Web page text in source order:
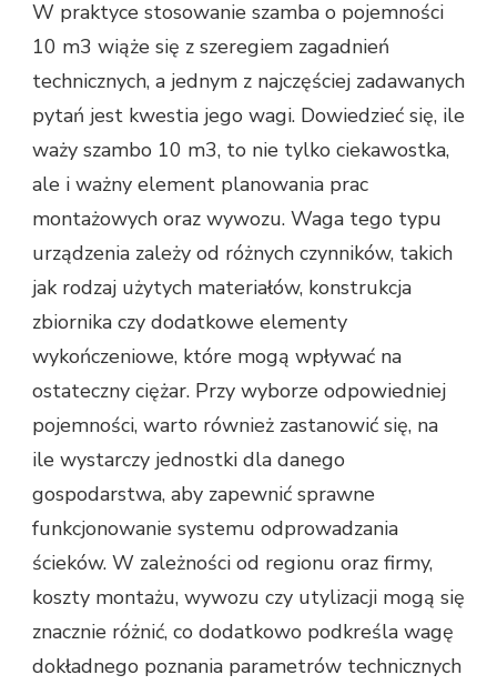
W praktyce stosowanie szamba o pojemności
10 m3 wiąże się z szeregiem zagadnień
technicznych, a jednym z najczęściej zadawanych
pytań jest kwestia jego wagi. Dowiedzieć się, ile
waży szambo 10 m3, to nie tylko ciekawostka,
ale i ważny element planowania prac
montażowych oraz wywozu. Waga tego typu
urządzenia zależy od różnych czynników, takich
jak rodzaj użytych materiałów, konstrukcja
zbiornika czy dodatkowe elementy
wykończeniowe, które mogą wpływać na
ostateczny ciężar. Przy wyborze odpowiedniej
pojemności, warto również zastanowić się, na
ile wystarczy jednostki dla danego
gospodarstwa, aby zapewnić sprawne
funkcjonowanie systemu odprowadzania
ścieków. W zależności od regionu oraz firmy,
koszty montażu, wywozu czy utylizacji mogą się
znacznie różnić, co dodatkowo podkreśla wagę
dokładnego poznania parametrów technicznych